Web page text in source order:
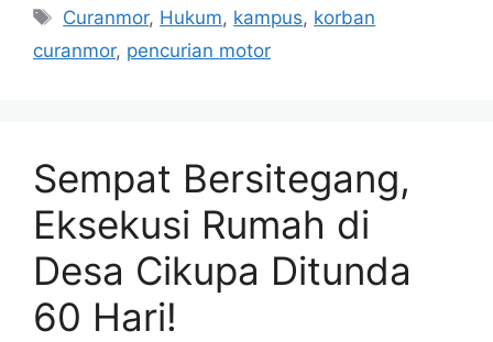
Tag
Curanmor, Hukum, kampus, korban
curanmor, pencurian motor
Sempat Bersitegang,
Eksekusi Rumah di
Desa Cikupa Ditunda
60 Hari!